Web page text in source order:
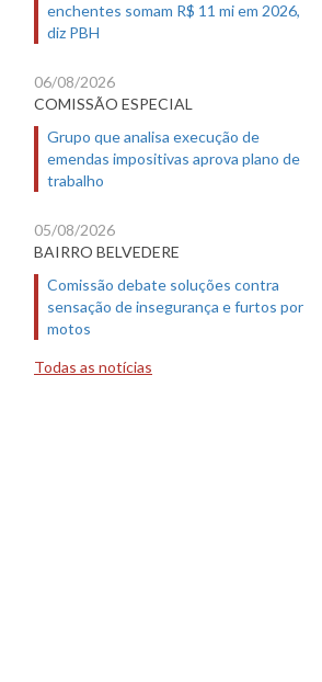
enchentes somam R$ 11 mi em 2026,
diz PBH
06/08/2026
COMISSÃO ESPECIAL
Grupo que analisa execução de
emendas impositivas aprova plano de
trabalho
05/08/2026
BAIRRO BELVEDERE
Comissão debate soluções contra
sensação de insegurança e furtos por
motos
Todas as notícias